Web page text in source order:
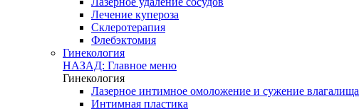
Лечение купероза
Склеротерапия
Флебэктомия
Гинекология
НАЗАД: Главное меню
Гинекология
Лазерное интимное омоложение и сужение влагалища
Интимная пластика